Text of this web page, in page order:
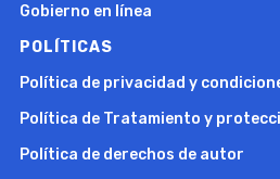
Gobierno en línea
POLÍTICAS
Política de privacidad y
Política de Tratamiento y
Política de derechos de autor